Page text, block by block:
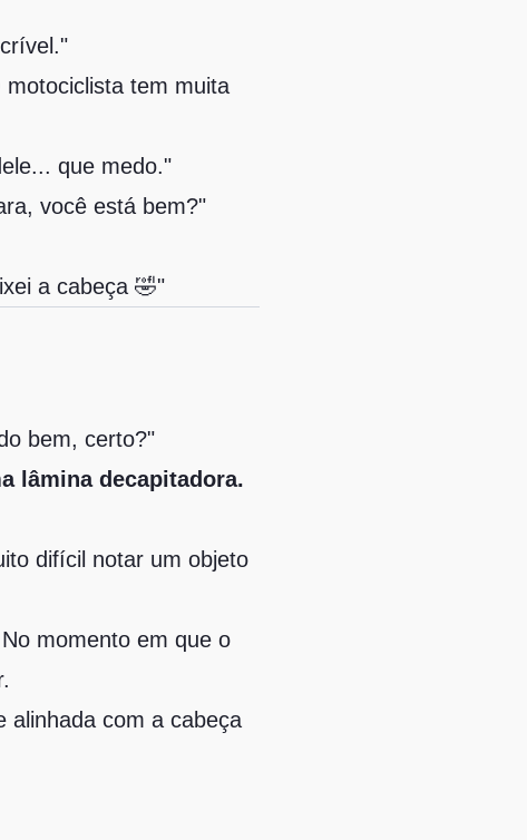
tem muita
que medo."
você está bem?"
a cabeça 🤣"
bem, certo?"
lâmina decapitadora.
difícil notar um objeto
momento em que o
alinhada com a cabeça